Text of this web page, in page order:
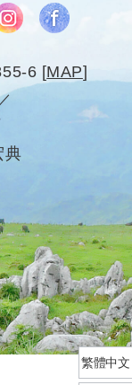
繁體中文
6 [MAP]
典